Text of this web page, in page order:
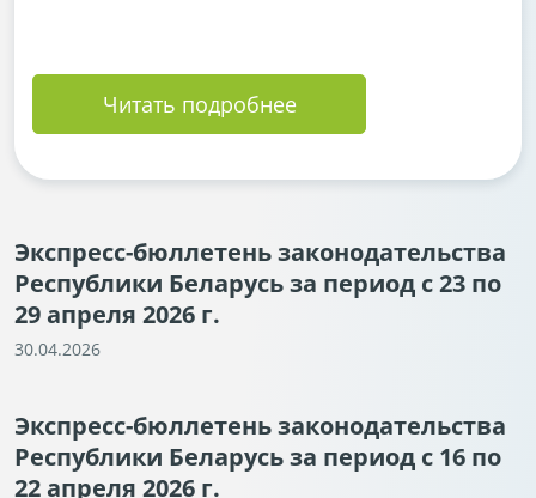
Читать подробнее
Экспресс-бюллетень законодательства
Республики Беларусь за период с 23 по
29 апреля 2026 г.
30.04.2026
Экспресс-бюллетень законодательства
Республики Беларусь за период с 16 по
22 апреля 2026 г.